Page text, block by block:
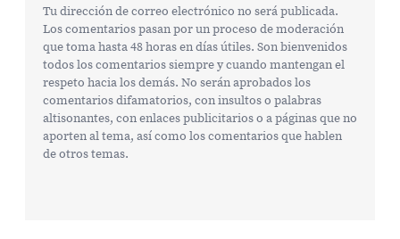
Tu dirección de correo electrónico no será publicada.
Los comentarios pasan por un proceso de moderación
que toma hasta 48 horas en días útiles. Son bienvenidos
todos los comentarios siempre y cuando mantengan el
respeto hacia los demás. No serán aprobados los
comentarios difamatorios, con insultos o palabras
altisonantes, con enlaces publicitarios o a páginas que no
aporten al tema, así como los comentarios que hablen
de otros temas.